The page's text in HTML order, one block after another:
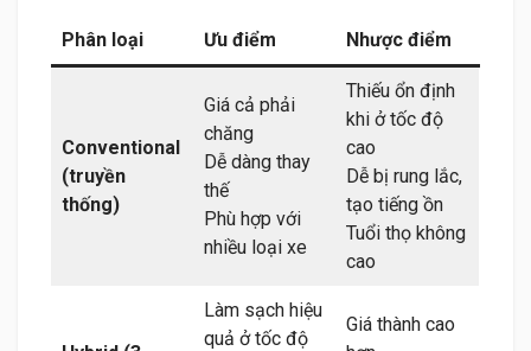
Phân loại Ưu điểm Nhược điểm
Conventional
(truyền
thống)
Giá cả phải
chăng
Dễ dàng thay
thế
Phù hợp với
nhiều loại xe
Thiếu ổn định
khi ở tốc độ
cao
Dễ bị rung lắc,
tạo tiếng ồn
Tuổi thọ không
cao
Làm sạch hiệu
quả ở tốc độ
Giá thành cao